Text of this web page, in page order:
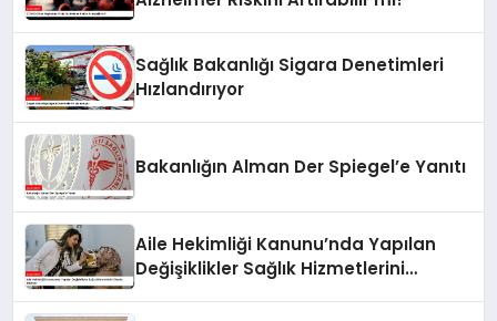
Sağlık Bakanlığı Sigara Denetimleri
Hızlandırıyor
Bakanlığın Alman Der Spiegel’e Yanıtı
Aile Hekimliği Kanunu’nda Yapılan
Değişiklikler Sağlık Hizmetlerini